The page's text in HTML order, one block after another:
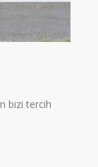
bizi tercih